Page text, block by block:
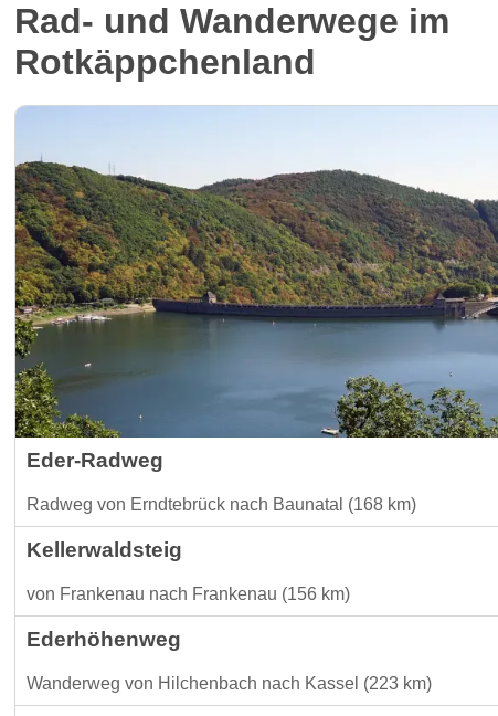
Rad- und Wanderwege im
Rotkäppchenland
Eder-Radweg
Radweg von Erndtebrück nach Baunatal (168 km)
Kellerwaldsteig
von Frankenau nach Frankenau (156 km)
Ederhöhenweg
Wanderweg von Hilchenbach nach Kassel (223 km)